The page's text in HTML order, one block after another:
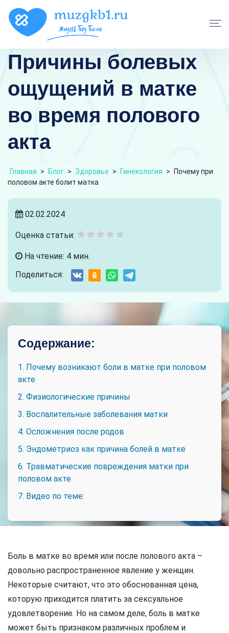
Причины болевых
ощущений в матке
во время полового
акта
Главная > Блог > Здоровье > Гинекология >
Почему при
половом акте болит матка
02.02.2024
Оценка статьи:
На чтение: 4 мин.
Поделиться:
Содержание:
1. Почему возникают боли в матке при половом
акте
2. Физиологические причины
3. Воспалительные заболевания матки
4. Осложнения после родов
5. Эндометриоз как причина болей в матке
6. Травматические повреждения матки при
половом акте
7. Видео по теме:
Боль в матке во время или после полового акта –
довольно распространенное явление у женщин.
Некоторые считают, что это обоснованная цена,
которую приходится платить за сексуальное
удовлетворение. Но на самом деле, боль в матке
может быть признаком различных проблем и